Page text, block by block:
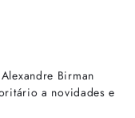
Birman
a novidades e